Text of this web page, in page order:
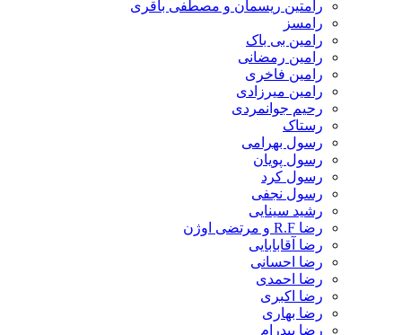
رامتین ریسمان و مصطفی باقری
رامسز
رامین بی باک
رامین رمضانی
رامین فاخری
رامین میرزادی
رحیم جوانمردی
رستاک
رسول بهرامی
رسول پویان
رسول کرد
رسول نجفی
رشید سینایی
رضا R.F و مرتضی اوژن
رضا آقابابایی
رضا احسانی
رضا احمدی
رضا اکبری
رضا بهاری
رضا بیدرام